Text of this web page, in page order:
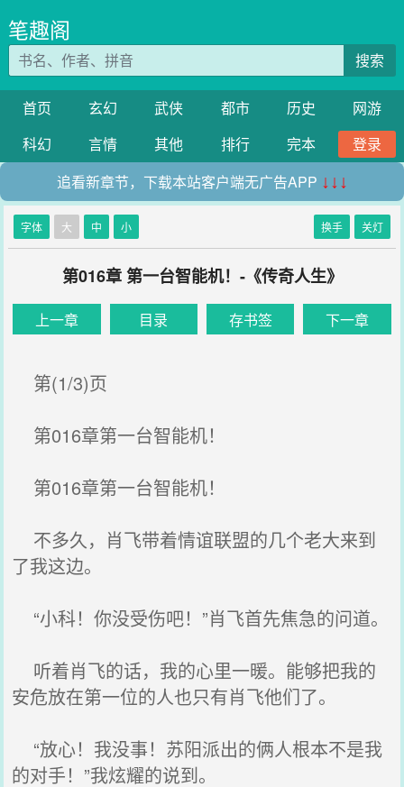
笔趣阁
搜索
首页 玄幻 武侠 都市 历史
网游
科幻
言情 其他 排行 完本
登录
追看新章节，下载本站客户端无广告APP ↓↓↓
字体 大 中 小 换手 关灯
第016章 第一台智能机！-《传奇人生》
上一章 目录 存书签 下一章
第(1/3)页
第016章第一台智能机！
第016章第一台智能机！
不多久，肖飞带着情谊联盟的几个老大来到
了我这边。
“小科！你没受伤吧！”肖飞首先焦急的问道。
听着肖飞的话，我的心里一暖。能够把我的
安危放在第一位的人也只有肖飞他们了。
“放心！我没事！苏阳派出的俩人根本不是我
的对手！”我炫耀的说到。